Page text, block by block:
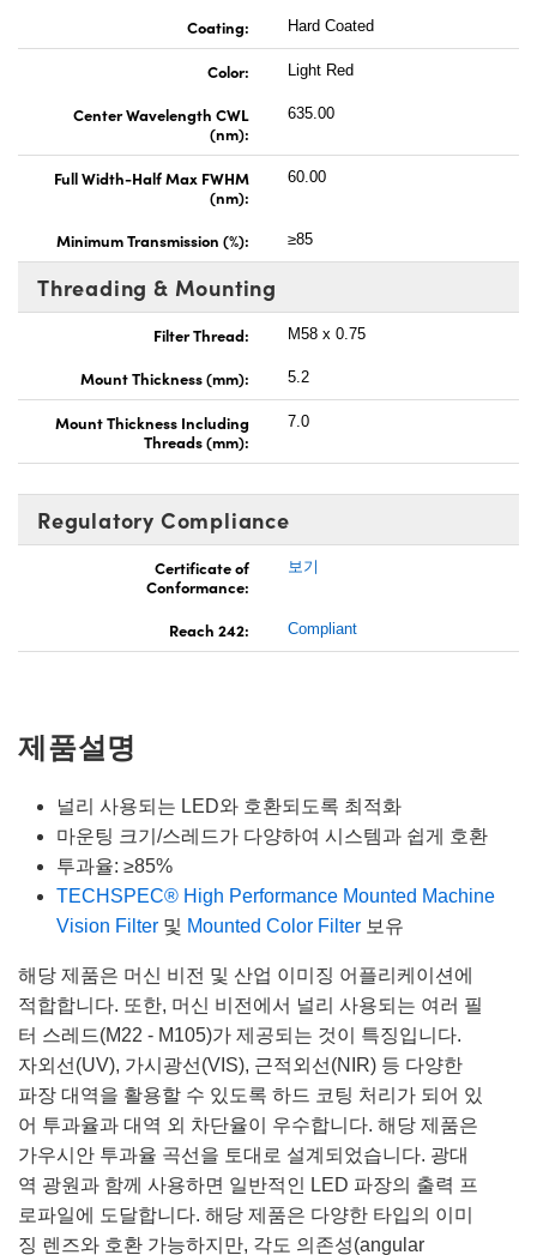
Coating: Hard Coated
Color: Light Red
Center Wavelength CWL
(nm):
635.00
Full Width-Half Max FWHM
(nm):
60.00
Minimum Transmission (%): ≥85
Threading & Mounting
Filter Thread: M58 x 0.75
Mount Thickness (mm): 5.2
Mount Thickness Including
Threads (mm):
7.0
Regulatory Compliance
Certificate of
Conformance:
보기
Reach 242: Compliant
제품설명
널리 사용되는 LED와 호환되도록 최적화
마운팅 크기/스레드가 다양하여 시스템과 쉽게 호환
투과율: ≥85%
TECHSPEC® High Performance Mounted Machine
Vision Filter 및 Mounted Color Filter 보유
해당 제품은 머신 비전 및 산업 이미징 어플리케이션에
적합합니다. 또한, 머신 비전에서 널리 사용되는 여러 필
터 스레드(M22 - M105)가 제공되는 것이 특징입니다.
자외선(UV), 가시광선(VIS), 근적외선(NIR) 등 다양한
파장 대역을 활용할 수 있도록 하드 코팅 처리가 되어 있
어 투과율과 대역 외 차단율이 우수합니다. 해당 제품은
가우시안 투과율 곡선을 토대로 설계되었습니다. 광대
역 광원과 함께 사용하면 일반적인 LED 파장의 출력 프
로파일에 도달합니다. 해당 제품은 다양한 타입의 이미
징 렌즈와 호환 가능하지만, 각도 의존성(angular